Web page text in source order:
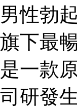
男性勃
旗下最
是一款
司研發